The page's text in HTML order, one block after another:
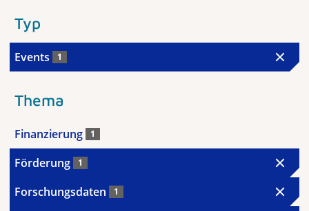
Typ
Events 1
Thema
Finanzierung 1
Förderung 1
Forschungsdaten 1